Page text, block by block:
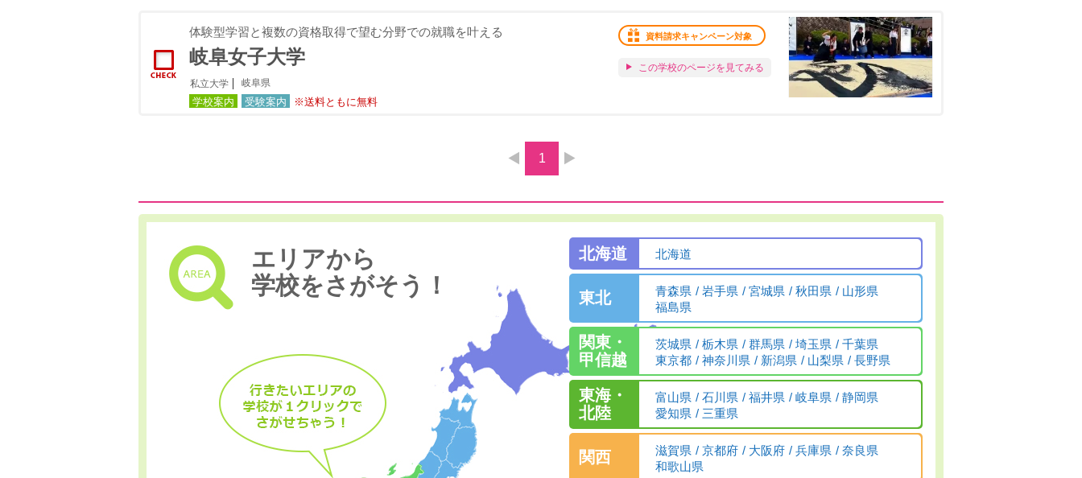
体験型学習と複数の資格取得で望む分野での就職を叶える
岐阜女子大学
私立大学 岐阜県
学校案内 受験案内 ※送料ともに無料
資料請求キャンペーン対象
この学校のページを見てみる
1
エリアから
学校をさがそう！
北海道 北海道
東北 青森県 岩手県 宮城県 秋田県
山形県
福島県
関東・
甲信越
茨城県 栃木県 群馬県 埼玉県
千葉県
東京都
神奈川県 新潟県 山梨県 長野県
東海・
北陸
富山県 石川県 福井県 岐阜県
静岡県
愛知県
三重県
関西 滋賀県 京都府 大阪府 兵庫県
奈良県
和歌山県